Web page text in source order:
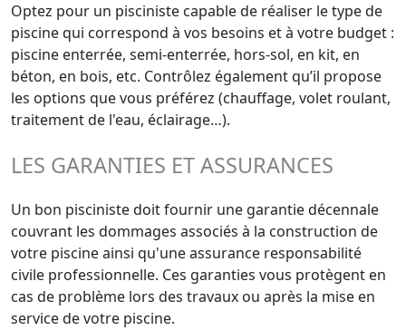
Optez pour un pisciniste capable de réaliser le type de
piscine qui correspond à vos besoins et à votre budget :
piscine enterrée, semi-enterrée, hors-sol, en kit, en
béton, en bois, etc. Contrôlez également qu’il propose
les options que vous préférez (chauffage, volet roulant,
traitement de l'eau, éclairage…).
LES GARANTIES ET ASSURANCES
Un bon pisciniste doit fournir une garantie décennale
couvrant les dommages associés à la construction de
votre piscine ainsi qu'une assurance responsabilité
civile professionnelle. Ces garanties vous protègent en
cas de problème lors des travaux ou après la mise en
service de votre piscine.